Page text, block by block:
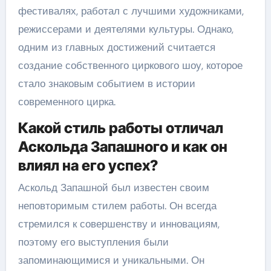
фестивалях, работал с лучшими художниками,
режиссерами и деятелями культуры. Однако,
одним из главных достижений считается
создание собственного циркового шоу, которое
стало знаковым событием в истории
современного цирка.
Какой стиль работы отличал
Аскольда Запашного и как он
влиял на его успех?
Аскольд Запашной был известен своим
неповторимым стилем работы. Он всегда
стремился к совершенству и инновациям,
поэтому его выступления были
запоминающимися и уникальными. Он